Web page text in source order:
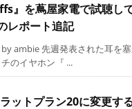
』を蔦屋家電で試聴し
レポート追記
ambie 先週発表された耳を
のイヤホン『 ...
ットプラン20に変更す